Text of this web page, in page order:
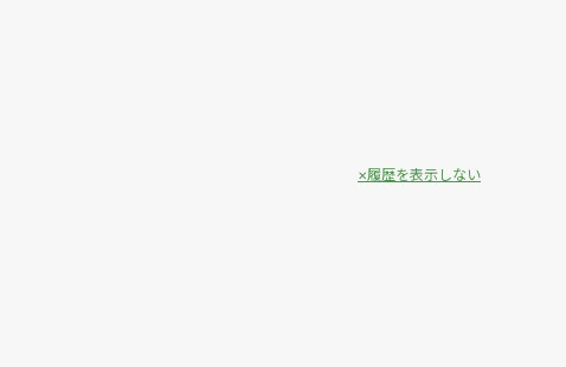
履歴を表示しない